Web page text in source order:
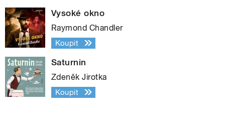
Vysoké okno
Raymond Chandler
Koupit
Saturnin
Zdeněk Jirotka
Koupit